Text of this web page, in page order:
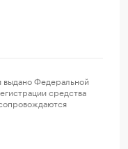
Федеральной
средства